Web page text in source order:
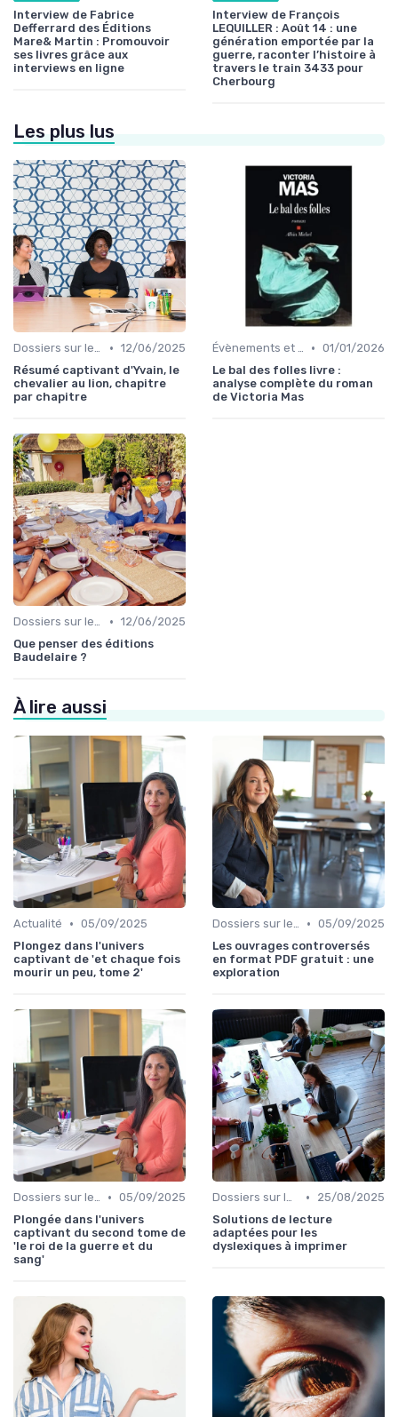
Interview de Fabrice
Defferrard des Éditions
Mare& Martin : Promouvoir
ses livres grâce aux
interviews en ligne
Interview de François
LEQUILLER : Août 14 : une
génération emportée par la
guerre, raconter l’histoire à
travers le train 3433 pour
Cherbourg
Les plus lus
Dossiers sur le monde de l'édition • 12/06/2025
Résumé captivant d'Yvain, le
chevalier au lion, chapitre
par chapitre
Évènements et prix litéraires • 01/01/2026
Le bal des folles livre :
analyse complète du roman
de Victoria Mas
Dossiers sur le monde de l'édition • 12/06/2025
Que penser des éditions
Baudelaire ?
À lire aussi
Actualité • 05/09/2025
Plongez dans l'univers
captivant de 'et chaque fois
mourir un peu, tome 2'
Dossiers sur le monde de l'édition • 05/09/2025
Les ouvrages controversés
en format PDF gratuit : une
exploration
Dossiers sur le monde de l'édition • 05/09/2025
Plongée dans l'univers
captivant du second tome de
'le roi de la guerre et du
sang'
Dossiers sur le monde de l'édition •
25/08/2025
Solutions de lecture
adaptées pour les
dyslexiques à imprimer